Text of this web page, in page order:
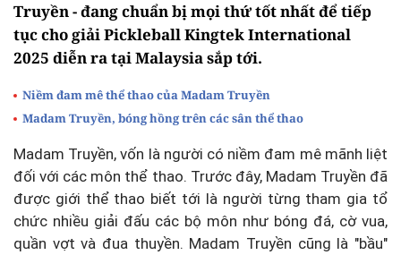
Truyền - đang chuẩn bị mọi thứ tốt nhất để tiếp
tục cho giải Pickleball Kingtek International
2025 diễn ra tại Malaysia sắp tới.
Niềm đam mê thể thao của Madam Truyền
Madam Truyền, bóng hồng trên các sân thể thao
Madam Truyền, vốn là người có niềm đam mê mãnh liệt
đối với các môn thể thao. Trước đây, Madam Truyền đã
được giới thể thao biết tới là người từng tham gia tổ
chức nhiều giải đấu các bộ môn như bóng đá, cờ vua,
quần vợt và đua thuyền. Madam Truyền cũng là "bầu"